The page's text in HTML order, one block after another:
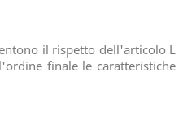
il rispetto dell'articolo L
finale le caratteristiche